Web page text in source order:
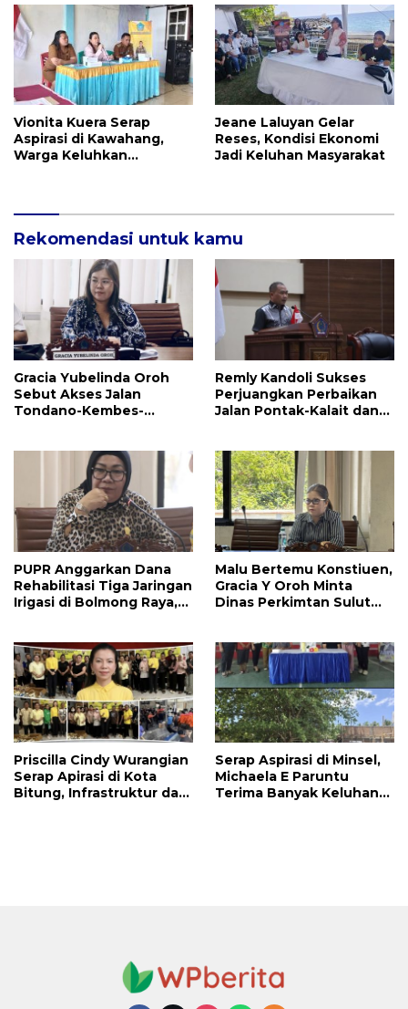
Vionita Kuera Serap
Aspirasi di Kawahang,
Warga Keluhkan
Jeane Laluyan Gelar
Reses, Kondisi Ekonomi
Jadi Keluhan Masyarakat
Rekomendasi untuk kamu
Gracia Yubelinda Oroh
Sebut Akses Jalan
Tondano-Kembes-
Remly Kandoli Sukses
Perjuangkan Perbaikan
Jalan Pontak-Kalait dan
PUPR Anggarkan Dana
Rehabilitasi Tiga Jaringan
Irigasi di Bolmong Raya,
Malu Bertemu Konstiuen,
Gracia Y Oroh Minta
Dinas Perkimtan Sulut
Jalan di Tandengan I
Priscilla Cindy Wurangian
Serap Apirasi di Kota
Bitung, Infrastruktur dan
Serap Aspirasi di Minsel,
Michaela E Paruntu
Terima Banyak Keluhan